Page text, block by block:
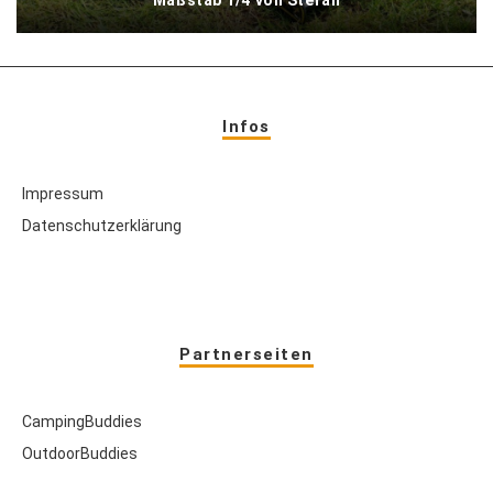
Infos
Impressum
Datenschutzerklärung
Partnerseiten
CampingBuddies
OutdoorBuddies